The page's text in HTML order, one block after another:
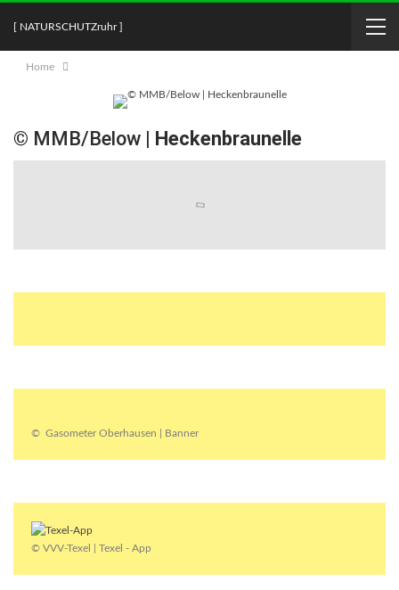
[ NATURSCHUTZruhr ]
Home
© MMB/Below | Heckenbraunelle
© Gasometer Oberhausen | Banner
© VVV-Texel | Texel - App